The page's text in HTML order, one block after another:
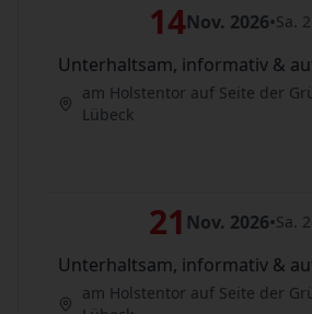
14Nov. 2026•Sa.
Unterhaltsam, informativ &
am Holstentor auf Seite der
Lübeck
21 Nov. 2026•Sa.
Unterhaltsam, informativ &
am Holstentor auf Seite der